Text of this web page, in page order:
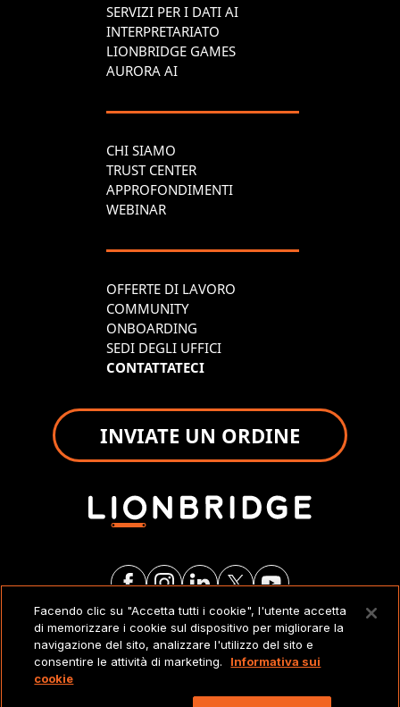
SERVIZI PER I DATI AI
INTERPRETARIATO
LIONBRIDGE GAMES
AURORA AI
CHI SIAMO
TRUST CENTER
APPROFONDIMENTI
WEBINAR
OFFERTE DI LAVORO
COMMUNITY
ONBOARDING
SEDI DEGLI UFFICI
CONTATTATECI
INVIATE UN ORDINE
NOTE LEGALI
Copyright 2026 Lionbridge Technologies, LLC. Tutti
i diritti riservati.
Facendo clic su "Accetta tutti i cookie", l'utente accetta
di memorizzare i cookie sul dispositivo per migliorare la
navigazione del sito, analizzare l'utilizzo del sito e
consentire le attività di marketing.
Informativa sui
cookie